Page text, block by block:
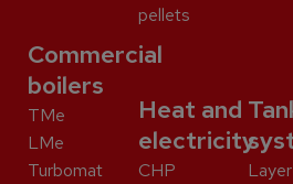
pellets
Commercial
boilers
TMe
LMe
Turbomat
Heat and
electricity
CHP